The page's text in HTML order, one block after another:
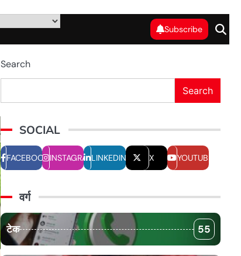
Subscribe
Search
Search
SOCIAL
FACEBOOKINSTAGRAMLINKEDIN X YOUTUBE
वर्ग
टेक 55